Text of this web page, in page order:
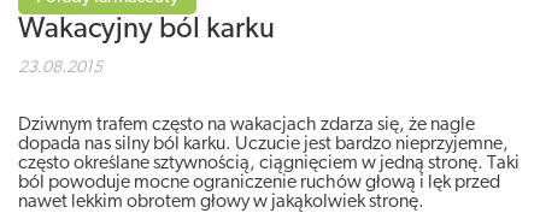
Wakacyjny ból karku
23.08.2015
Dziwnym trafem często na wakacjach zdarza się, że nagle
dopada nas silny ból karku. Uczucie jest bardzo nieprzyjemne,
często określane sztywnością, ciągnięciem w jedną stronę. Taki
ból powoduje mocne ograniczenie ruchów głową i lęk przed
nawet lekkim obrotem głowy w jakąkolwiek stronę.